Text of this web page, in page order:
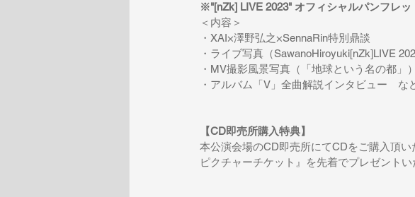
※"[nZk] LIVE 2023" オフィシャルパンフレッ
＜内容＞
・XAI×澤野弘之×SennaRin特別鼎談
・ライブ写真（SawanoHiroyuki[nZk]LIVE
・MV撮影風景写真（「地球という名の都」）
・アルバム「V」全曲解説インタビュー　な
【CD即売所購入特典】
本公演会場のCD即売所にてCDをご購入頂
ピクチャーチケット』を先着でプレゼントい